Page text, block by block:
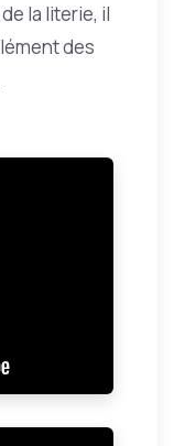
la literie, il
des